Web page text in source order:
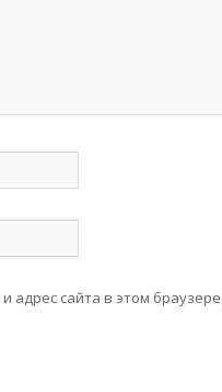
адрес сайта в этом